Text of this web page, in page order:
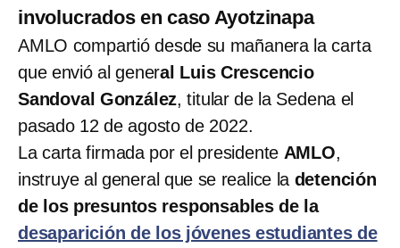
involucrados en caso Ayotzinapa
AMLO compartió desde su mañanera la carta
que envió al general Luis Crescencio
Sandoval González, titular de la Sedena el
pasado 12 de agosto de 2022.
La carta firmada por el presidente AMLO,
instruye al general que se realice la detención
de los presuntos responsables de la
desaparición de los jóvenes estudiantes de